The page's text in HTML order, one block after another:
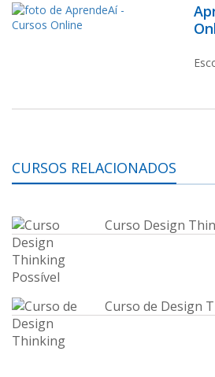
CURSOS RELACIONADOS
Curso Design
Curso de Design